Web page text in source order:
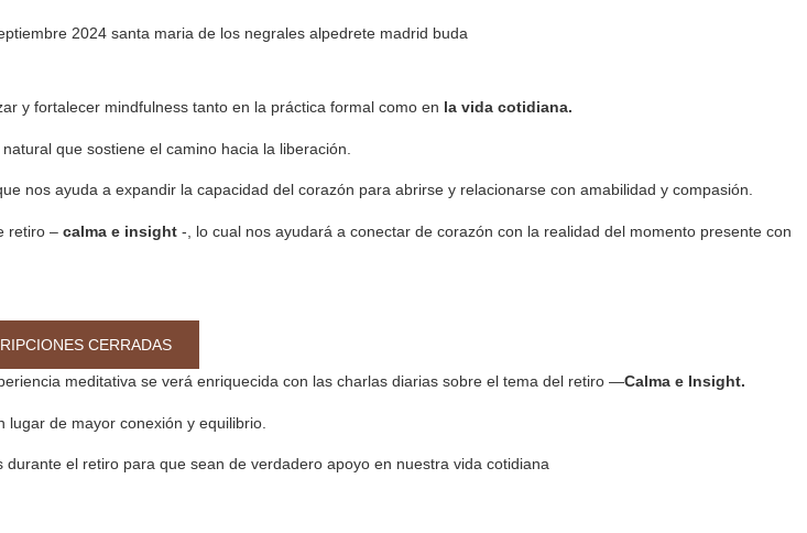
y fortalecer mindfulness tanto en la práctica formal como en la vida cotidiana.
que sostiene el camino hacia la liberación.
nos ayuda a expandir la capacidad del corazón para abrirse y relacionarse con amabilidad y compasión.
retiro – calma e insight -, lo cual nos ayudará a conectar de corazón con la realidad del momento presente con
CERRADAS
meditativa se verá enriquecida con las charlas diarias sobre el tema del retiro —Calma e Insight.
lugar de mayor conexión y equilibrio.
el retiro para que sean de verdadero apoyo en nuestra vida cotidiana